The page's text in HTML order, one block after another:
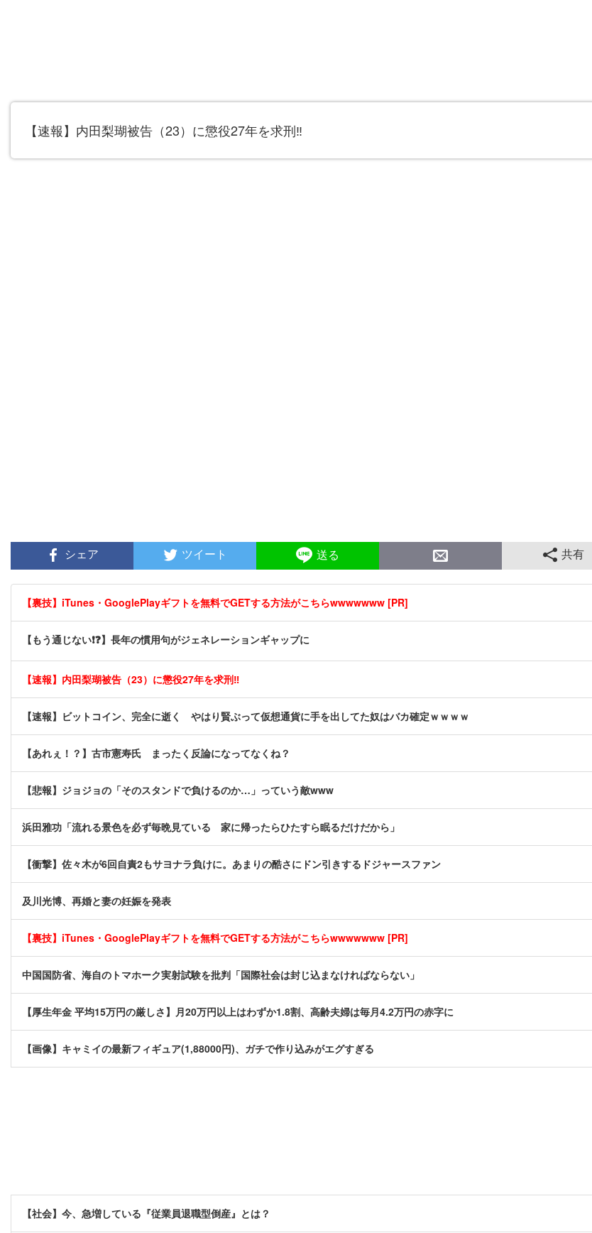
【速報】内田梨瑚被告（23）に懲役27年を求刑‼
シェア ツイート 送る 共有
【裏技】iTunes・GooglePlayギフトを無料でGETする方法がこちらwwwwwww [PR]
【もう通じない❗❓】長年の慣用句がジェネレーションギャップに
【速報】内田梨瑚被告（23）に懲役27年を求刑‼
【速報】ビットコイン、完全に逝く やはり賢ぶって仮想通貨に手を出してた奴はバカ確定ｗｗｗｗ
【あれぇ！？】古市憲寿氏 まったく反論になってなくね？
【悲報】ジョジョの「そのスタンドで負けるのか…」っていう敵www
浜田雅功「流れる景色を必ず毎晩見ている 家に帰ったらひたすら眠るだけだから」
【衝撃】佐々木が6回自責2もサヨナラ負けに。あまりの酷さにドン引きするドジャースファン
及川光博、再婚と妻の妊娠を発表
【裏技】iTunes・GooglePlayギフトを無料でGETする方法がこちらwwwwwww [PR]
中国国防省、海自のトマホーク実射試験を批判「国際社会は封じ込まなければならない」
【厚生年金 平均15万円の厳しさ】月20万円以上はわずか1.8割、高齢夫婦は毎月4.2万円の赤字に
【画像】キャミイの最新フィギュア(1,88000円)、ガチで作り込みがエグすぎる
【社会】今、急増している『従業員退職型倒産』とは？